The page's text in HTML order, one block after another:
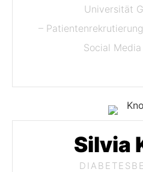
Universität
–
Social
Silvia